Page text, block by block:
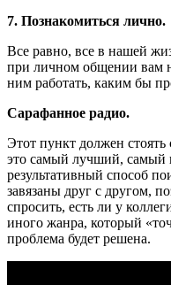
7. Познакомиться лично.
Все равно, все в нашей
при личном общении вам
ним работать, каким бы
Сарафанное радио.
Этот пункт должен
это самый лучший, самый
результативный способ
завязаны друг с другом,
спросить, есть ли у
иного жанра, который
проблема будет решена.